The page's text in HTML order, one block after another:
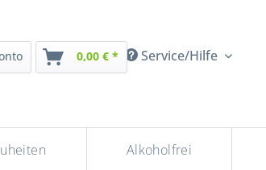
Service/Hilfe
0,00 € *
Alkoholfrei